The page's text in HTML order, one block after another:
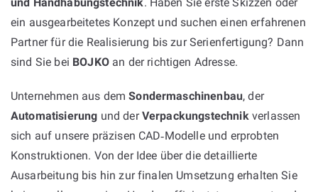
ein ausgearbeitetes Konzept und suchen einen erfahrenen
Partner für die Realisierung bis zur Serienfertigung? Dann
sind Sie bei BOJKOan der richtigen Adresse.
Unternehmen aus demSondermaschinenbau, der
Automatisierung und derVerpackungstechnikverlassen
sich auf unsere präzisen CAD‑Modelle und erprobten
Konstruktionen. Von der Idee über die detaillierte
Ausarbeitung bis hin zur finalen Umsetzung erhalten Sie